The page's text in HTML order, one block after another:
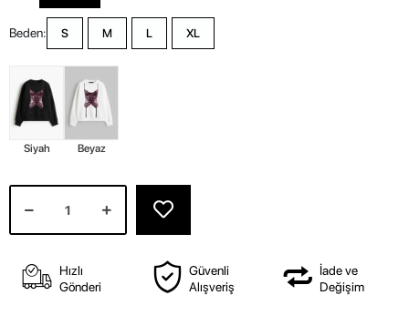
Beden: S M L XL
Siyah Beyaz
Hızlı
Gönderi
Güvenli
Alışveriş
İade ve
Değişim